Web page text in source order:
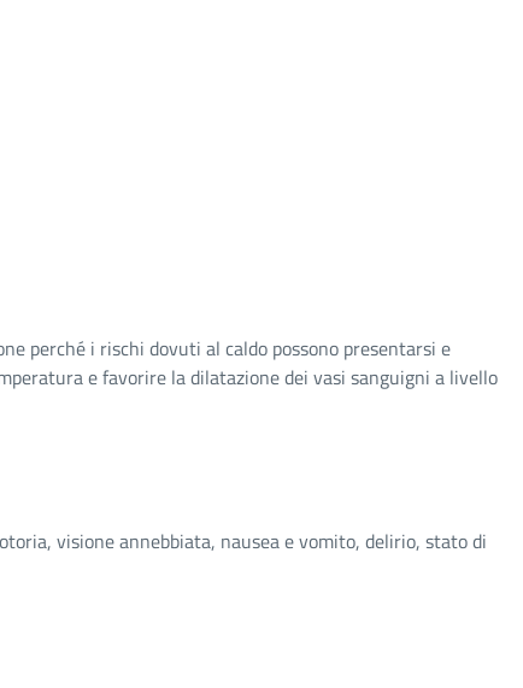
perché i rischi dovuti al caldo possono presentarsi e
e favorire la dilatazione dei vasi sanguigni a livello
visione annebbiata, nausea e vomito, delirio, stato di